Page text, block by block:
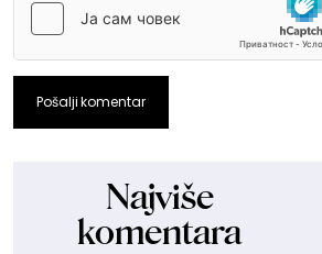
Pošalji komentar
Najviše
komentara